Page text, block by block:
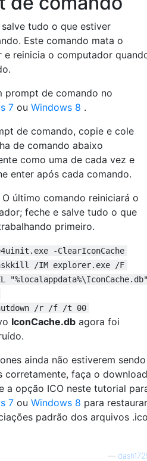
salve tudo o que estiver
Este comando mata o
e reinicia o computador
prompt de comando no
7 ou Windows 8 .
de comando, copie e cole
de comando abaixo
como uma de cada vez e
enter após cada comando.
O último comando reiniciará o
feche e salve tudo o que
primeiro.
-ClearIconCache
/IM explorer.exe /F
/r /f /t 00
IconCache.db agora foi
ainda não estiverem sendo
corretamente, faça o download
a opção ICO neste tutorial
7 ou Windows 8 para restaurar
padrão dos arquivos